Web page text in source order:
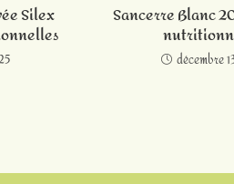
Silex Sancerre Blanc
décembre